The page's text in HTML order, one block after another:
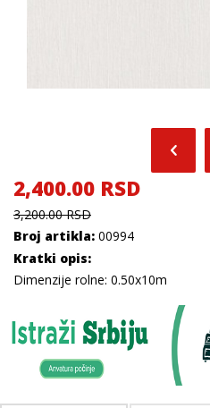
2,400.00 RSD
3,200.00 RSD
Broj artikla: 00994
Kratki opis:
Dimenzije rolne: 0.50x10m